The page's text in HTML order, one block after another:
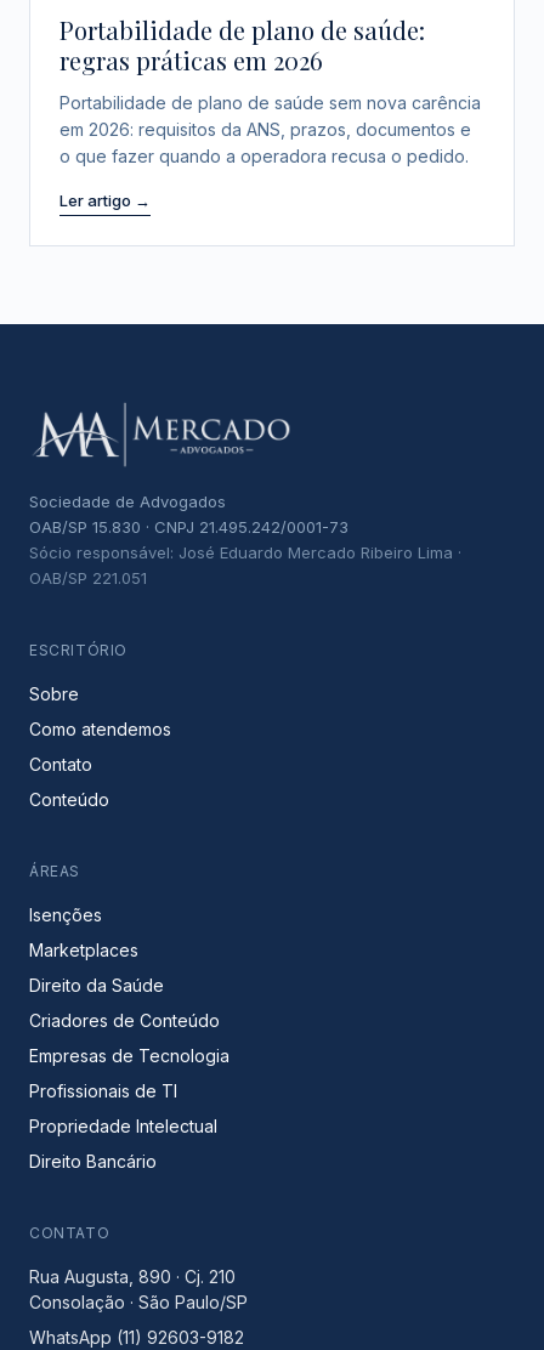
Portabilidade de plano de saúde:
regras práticas em 2026
Portabilidade de plano de saúde sem nova carência
em 2026: requisitos da ANS, prazos, documentos e
o que fazer quando a operadora recusa o pedido.
Ler artigo →
Sociedade de Advogados
OAB/SP 15.830 · CNPJ 21.495.242/0001-73
Sócio responsável: José Eduardo Mercado Ribeiro Lima ·
OAB/SP 221.051
ESCRITÓRIO
Sobre
Como atendemos
Contato
Conteúdo
ÁREAS
Isenções
Marketplaces
Direito da Saúde
Criadores de Conteúdo
Empresas de Tecnologia
Profissionais de TI
Propriedade Intelectual
Direito Bancário
CONTATO
Rua Augusta, 890 · Cj. 210
Consolação · São Paulo/SP
WhatsApp (11) 92603-9182